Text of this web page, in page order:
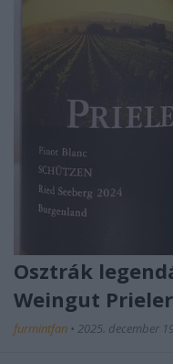
Osztrák
Weingut Prieler
furmintfan • 2025. december